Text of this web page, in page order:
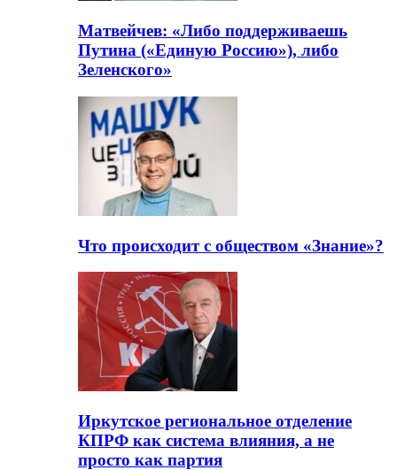
Матвейчев: «Либо поддерживаешь
Путина («Единую Россию»), либо
Зеленского»
Что происходит с обществом «Знание»?
Иркутское региональное отделение
КПРФ как система влияния, а не
просто как партия